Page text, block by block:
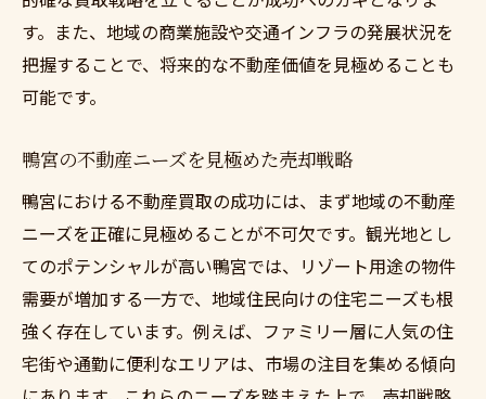
す。また、地域の商業施設や交通インフラの発展状況を
把握することで、将来的な不動産価値を見極めることも
可能です。
鴨宮の不動産ニーズを見極めた売却戦略
鴨宮における不動産買取の成功には、まず地域の不動産
ニーズを正確に見極めることが不可欠です。観光地とし
てのポテンシャルが高い鴨宮では、リゾート用途の物件
需要が増加する一方で、地域住民向けの住宅ニーズも根
強く存在しています。例えば、ファミリー層に人気の住
宅街や通勤に便利なエリアは、市場の注目を集める傾向